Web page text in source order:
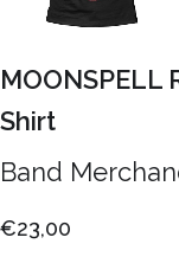
MOONSPELL
Shirt
Band
€23,00